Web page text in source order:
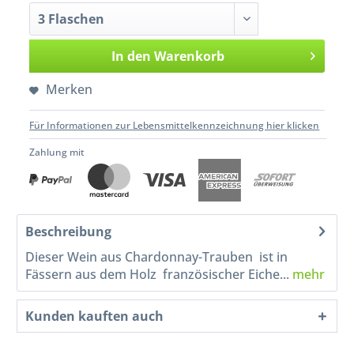
In den Warenkorb
Merken
Für Informationen zur Lebensmittelkennzeichnung hier klicken
Zahlung mit
Beschreibung
Dieser Wein aus Chardonnay-Trauben ist in
Fässern aus dem Holz französischer Eiche... mehr
Kunden kauften auch